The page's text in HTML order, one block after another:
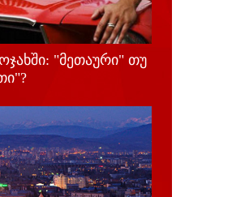
"მეთაური" თუ